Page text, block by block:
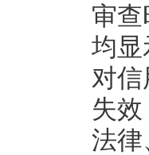
审
均显
对信
失
法律